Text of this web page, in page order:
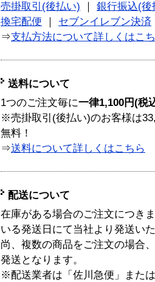
売掛取引(後払い)
銀行振込(後
換宅配便
セブンイレブン決済
⇒支払方法について詳しくはこ
送料について
1つのご注文毎に一律1,100円(税
※売掛取引(後払い)のお客様は
無料！
⇒送料について詳しくはこちら
配送について
在庫がある場合のご注文につき
いる発送日にて当社より発送い
尚、複数の商品をご注文の場合
発送となります。
※配送業者は「佐川急便」また